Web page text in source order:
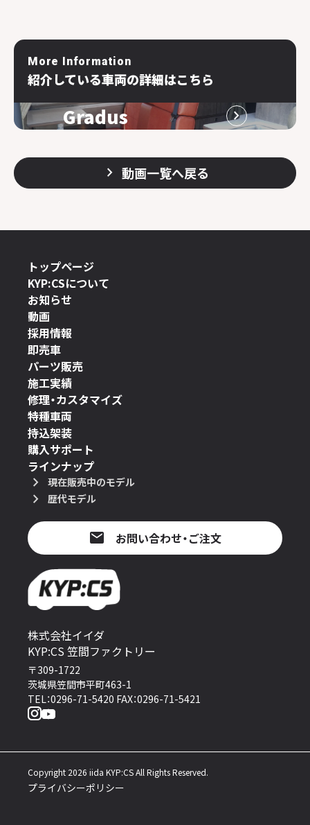
More Information
紹介している車両の詳細はこちら
Gradus
動画一覧へ戻る
株式会社イイダ
KYP:CS 笠間ファクトリー
〒309-1722
茨城県笠間市平町463-1
TEL：0296-71-5420 FAX：0296-71-5421
トップページ
KYP:CSについて
お知らせ
動画
採用情報
即売車
パーツ販売
施工実績
修理・カスタマイズ
特種車両
持込架装
購入サポート
ラインナップ
現在販売中のモデル
歴代モデル
お問い合わせ・ご注文
Copyright 2026 iida KYP:CS All Rights Reserved.
プライバシーポリシー